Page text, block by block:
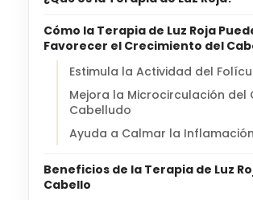
Cómo la Terapia de Luz Roja
Favorecer el Crecimiento del
Estimula la Actividad del
Mejora la Microcirculación del
Cabelludo
Ayuda a Calmar la Inflamación
Beneficios de la Terapia de Luz
Cabello